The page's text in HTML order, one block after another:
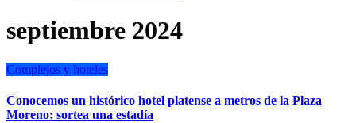
septiembre 2024
Complejos y hoteles
Conocemos un histórico hotel platense a metros de la Plaza
Moreno: sortea una estadía